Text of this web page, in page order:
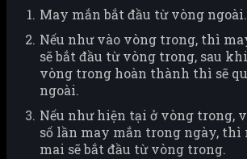
May mắn bắt đầu từ vòng ngoài.
Nếu như vào vòng trong, thì
sẽ bắt đầu từ vòng trong, sau
vòng trong hoàn thành thì sẽ
ngoài.
Nếu như hiện tại ở vòng trong,
số lần may mắn trong ngày, thì
mai sẽ bắt đầu từ vòng trong.